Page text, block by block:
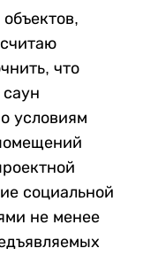
что
условиям
социальной
не менее